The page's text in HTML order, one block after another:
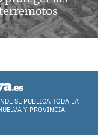
SE PUBLICA TODA LA
Y PROVINCIA.